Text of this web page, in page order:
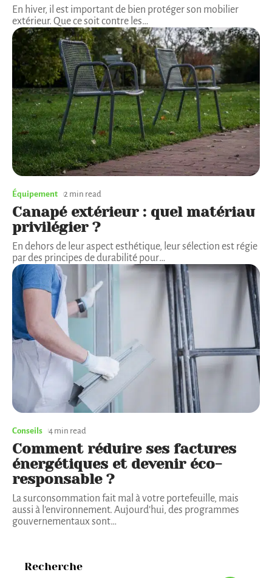
En hiver, il est important de bien protéger son mobilier
extérieur. Que ce soit contre les…
Équipement 2 min read
Canapé extérieur : quel matériau
privilégier ?
En dehors de leur aspect esthétique, leur sélection est régie
par des principes de durabilité pour…
Conseils 4 min read
Comment réduire ses factures
énergétiques et devenir éco-
responsable ?
La surconsommation fait mal à votre portefeuille, mais
aussi à l’environnement. Aujourd’hui, des programmes
gouvernementaux sont…
Recherche